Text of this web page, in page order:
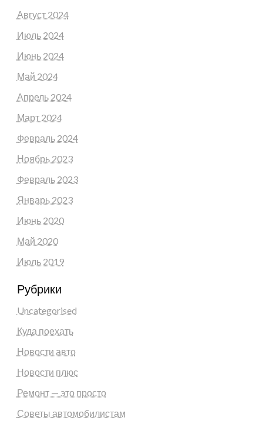
Август 2024
Июль 2024
Июнь 2024
Май 2024
Апрель 2024
Март 2024
Февраль 2024
Ноябрь 2023
Февраль 2023
Январь 2023
Июнь 2020
Май 2020
Июль 2019
Рубрики
Uncategorised
Куда поехать
Новости авто
Новости плюс
Ремонт — это просто
Советы автомобилистам